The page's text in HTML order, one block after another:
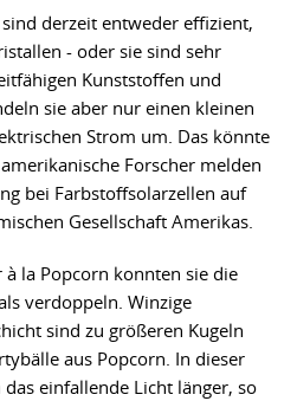
sind derzeit entweder effizient,
- oder sie sind sehr
Kunststoffen und
sie aber nur einen kleinen
Strom um. Das könnte
Forscher melden
bei Farbstoffsolarzellen auf
Gesellschaft Amerikas.
la Popcorn konnten sie die
verdoppeln. Winzige
sind zu größeren Kugeln
aus Popcorn. In dieser
einfallende Licht länger, so